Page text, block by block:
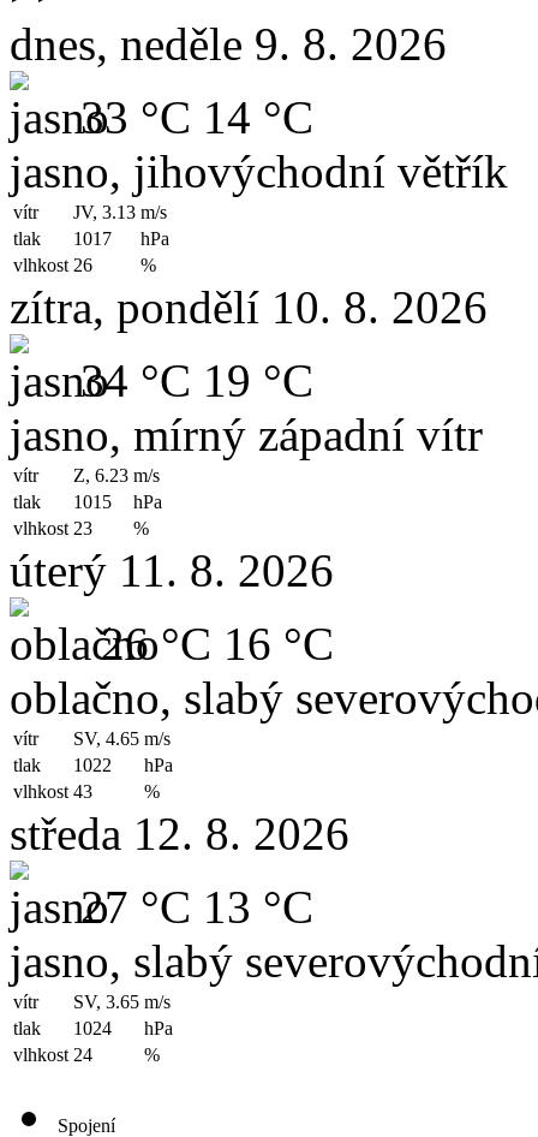
dnes, neděle 9. 8. 2026
33 °C 14 °C
jasno, jihovýchodní větřík
vítr JV, 3.13 m/s
tlak
1017
hPa
vlhkost 26 %
zítra, pondělí 10. 8. 2026
34 °C 19 °C
jasno, mírný západní vítr
vítr Z, 6.23 m/s
tlak
1015
hPa
vlhkost 23 %
úterý 11. 8. 2026
26 °C 16 °C
oblačno, slabý
vítr SV, 4.65 m/s
tlak
1022
hPa
vlhkost 43 %
středa 12. 8. 2026
27 °C 13 °C
jasno, slabý
vítr SV, 3.65 m/s
tlak
1024
hPa
vlhkost 24 %
Spojení